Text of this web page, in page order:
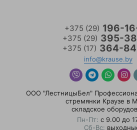
+375 (29) 196-
+375 (29) 395-
+375 (17) 364-
info@krause.by
ООО "ЛестницыБел"
стремянки Краузе в
складское
Пн-Пт: с 9.00 до
Сб-Вс: